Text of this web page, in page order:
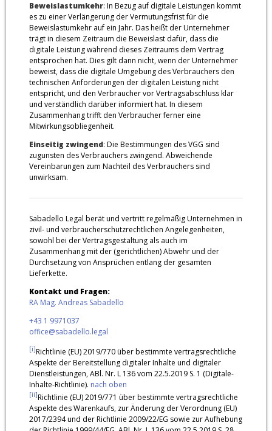
Beweislastumkehr: In Bezug auf digitale Leistungen kommt
es zu einer Verlängerung der Vermutungsfrist für die
Beweislastumkehr auf ein Jahr. Das heißt der Unternehmer
trägt in diesem Zeitraum die Beweislast dafür, dass die
digitale Leistung während dieses Zeitraums dem Vertrag
entsprochen hat. Dies gilt dann nicht, wenn der Unternehmer
beweist, dass die digitale Umgebung des Verbrauchers den
technischen Anforderungen der digitalen Leistung nicht
entspricht, und den Verbraucher vor Vertragsabschluss klar
und verständlich darüber informiert hat. In diesem
Zusammenhang trifft den Verbraucher ferner eine
Mitwirkungsobliegenheit.
Einseitig zwingend: Die Bestimmungen des VGG sind
zugunsten des Verbrauchers zwingend. Abweichende
Vereinbarungen zum Nachteil des Verbrauchers sind
unwirksam.
Sabadello Legal berät und vertritt regelmäßig Unternehmen in
zivil- und verbraucherschutzrechtlichen Angelegenheiten,
sowohl bei der Vertragsgestaltung als auch im
Zusammenhang mit der (gerichtlichen) Abwehr und der
Durchsetzung von Ansprüchen entlang der gesamten
Lieferkette.
Kontakt und Fragen:
RA Mag. Andreas Sabadello
+43 1 9971037
office@sabadello.legal
[i]Richtlinie (EU) 2019/770 über bestimmte vertragsrechtliche
Aspekte der Bereitstellung digitaler Inhalte und digitaler
Dienstleistungen, ABl. Nr. L 136 vom 22.5.2019 S. 1 (Digitale-
Inhalte-Richtlinie). nach oben
[ii]Richtlinie (EU) 2019/771 über bestimmte vertragsrechtliche
Aspekte des Warenkaufs, zur Änderung der Verordnung (EU)
2017/2394 und der Richtlinie 2009/22/EG sowie zur Aufhebung